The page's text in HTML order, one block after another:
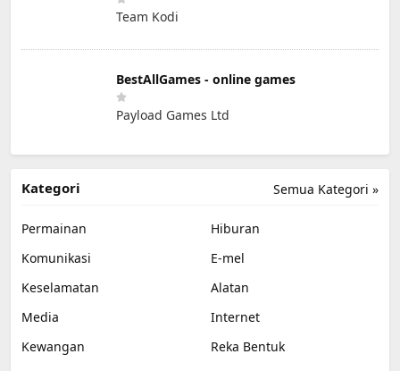
Team Kodi
BestAllGames - online games
Payload Games Ltd
Semua Kategori »
Kategori
Permainan
Hiburan
Komunikasi
E-mel
Keselamatan
Alatan
Media
Internet
Kewangan
Reka Bentuk